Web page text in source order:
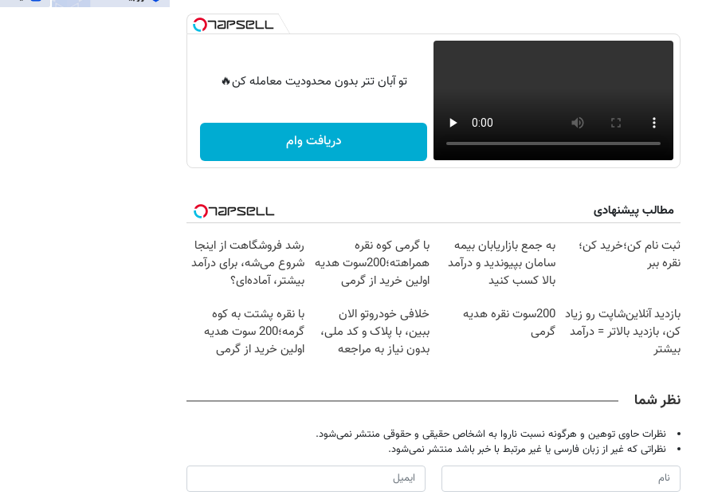
تو آبان تتر بدون محدودیت معامله کن🔥
دریافت وام
مطالب پیشنهادی
ثبت نام کن؛خرید کن؛
نقره ببر
به جمع بازاریابان بیمه
سامان بپیوندید و درآمد
بالا کسب کنید
با گرمی کوه نقره
همراهته؛200سوت هدیه
اولین خرید از گرمی
رشد فروشگاهت از اینجا
شروع می‌شه، برای درآمد
بیشتر، آماده‌ای؟
بازدید آنلاین‌شاپت رو زیاد
کن، بازدید بالاتر = درآمد
بیشتر
200سوت نقره هدیه
گرمی
خلافی خودروتو الان
ببین، با پلاک و کد ملی،
بدون نیاز به مراجعه
با نقره پشتت به کوه
گرمه؛200 سوت هدیه
اولین خرید از گرمی
نظر شما
نظرات حاوی توهین و هرگونه نسبت ناروا به اشخاص حقیقی و حقوقی منتشر نمی‌شود.
نظراتی که غیر از زبان فارسی یا غیر مرتبط با خبر باشد منتشر نمی‌شود.